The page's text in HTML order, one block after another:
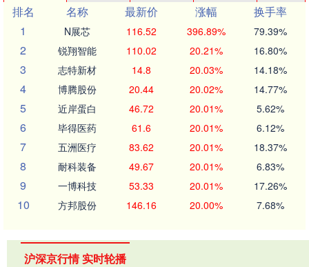
排名
名称 最新价 涨幅
换手率
1
N展芯 116.52 396.89% 79.39%
2 锐翔智能 110.02 20.21% 16.80%
3 志特新材 14.8 20.03% 14.18%
4 博腾股份 20.44 20.02% 14.77%
5 近岸蛋白 46.72 20.01% 5.62%
6 毕得医药 61.6 20.01% 6.12%
7 五洲医疗 83.62 20.01% 18.37%
8 耐科装备 49.67 20.01% 6.83%
9 一博科技 53.33 20.01% 17.26%
10 方邦股份 146.16 20.00% 7.68%
沪深京行情 实时轮播